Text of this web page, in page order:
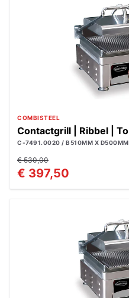
COMBISTEEL
Contactgrill | Ribbel |
C-7491.0020 / B510MM X
€ 530,00
€ 397,50